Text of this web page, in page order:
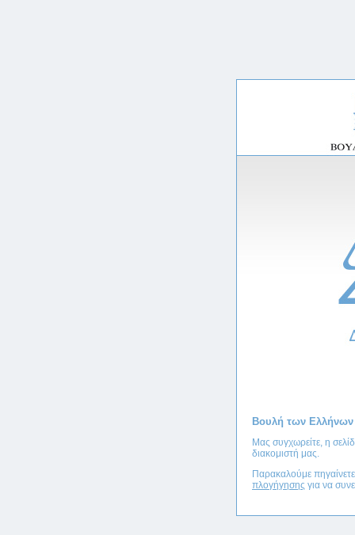
Βουλή των Ελλήνων
Μας συγχωρείτε, η
διακομιστή μας.
Παρακαλούμε
πλογήγησης για να